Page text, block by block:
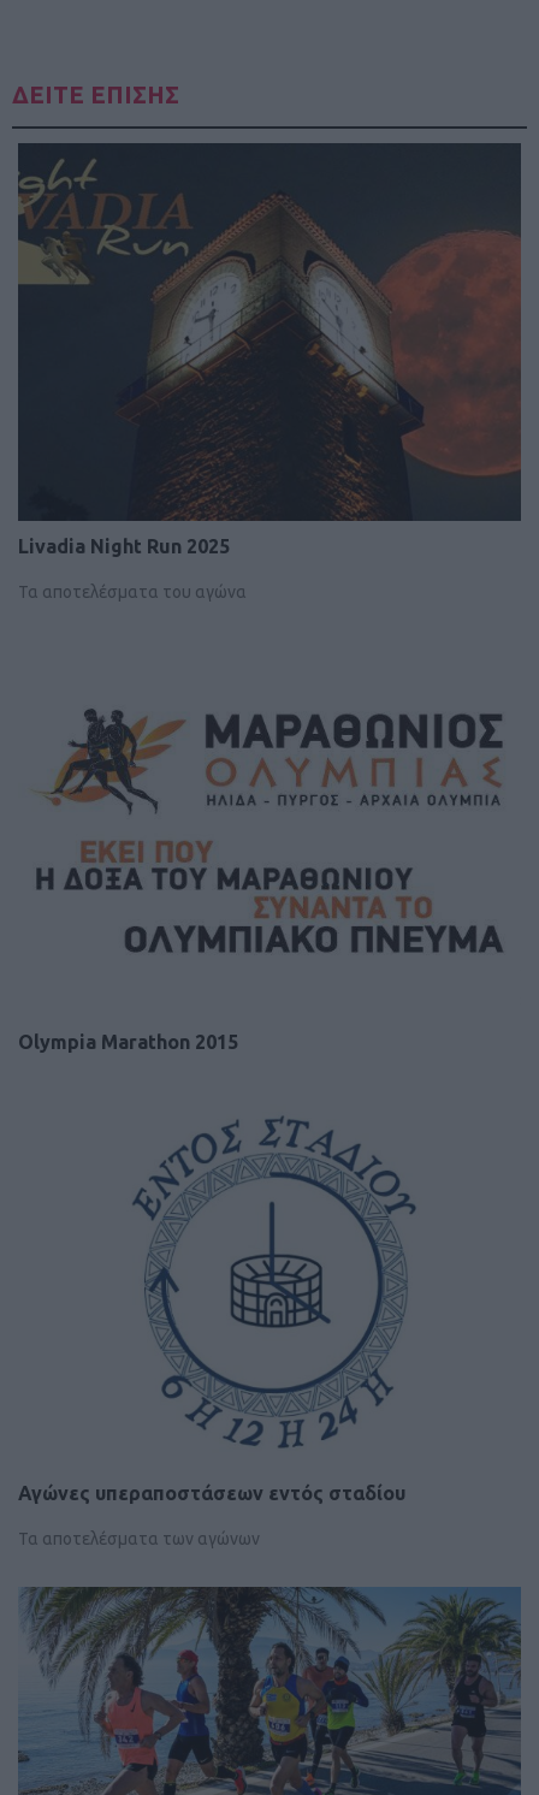
ΔΕΙΤΕ ΕΠΙΣΗΣ
Livadia Night Run 2025
Τα αποτελέσματα του αγώνα
Olympia Marathon 2015
Αγώνες υπεραποστάσεων εντός σταδίου
Τα αποτελέσματα των αγώνων